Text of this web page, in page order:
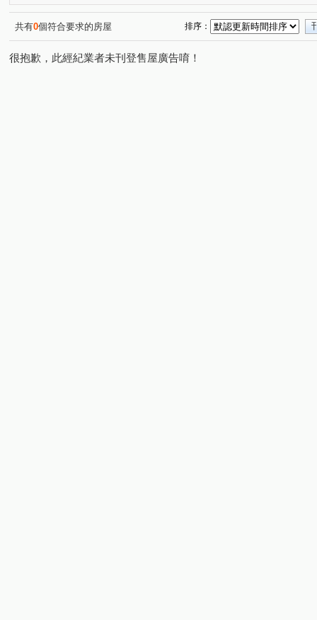
健康三街(1) 光復路(1) 港口(1) 鹽信街(1) 媽祖廟段
檨林(1) 臨安路二段 五甲段 (1) 民權二路(1)
龍國
正興街(1) 康樂街(1) 富農街一段(1) 台江大道一段(1)
義吉街(1) 仁和路(2) 中山東路
共有0個符合要求的房屋 排序：
很抱歉，此經紀業者未刊登售屋廣告唷！